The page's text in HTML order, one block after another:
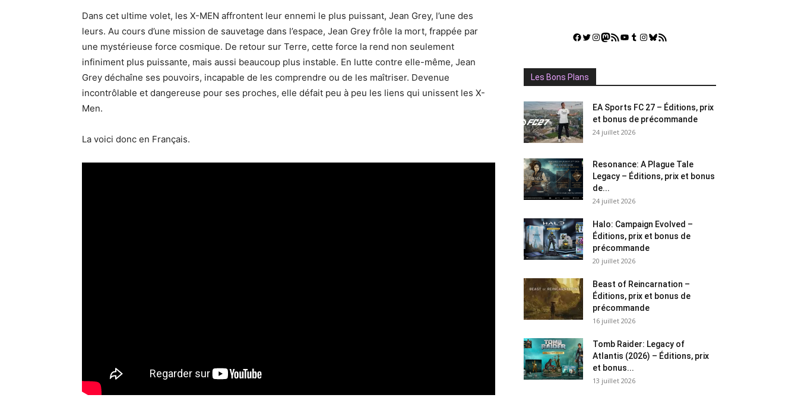
Dans cet ultime volet, les X-MEN affrontent leur ennemi le plus puissant, Jean Grey, l’une des
leurs. Au cours d’une mission de sauvetage dans l’espace, Jean Grey frôle la mort, frappée par
une mystérieuse force cosmique. De retour sur Terre, cette force la rend non seulement
infiniment plus puissante, mais aussi beaucoup plus instable. En lutte contre elle-même, Jean
Grey déchaîne ses pouvoirs, incapable de les comprendre ou de les maîtriser. Devenue
incontrôlable et dangereuse pour ses proches, elle défait peu à peu les liens qui unissent les X-
Men.
La voici donc en Français.
Facebook
Twitter
Instagram
Mastodon
Flux RSSYouTube
Tumblr
Instagram
Bluesky
GestGame
Les Bons Plans
EA Sports FC 27 – Éditions, prix
et bonus de précommande
24 juillet 2026
Resonance: A Plague Tale
Legacy – Éditions, prix et bonus
de...
24 juillet 2026
Halo: Campaign Evolved –
Éditions, prix et bonus de
précommande
20 juillet 2026
Beast of Reincarnation –
Éditions, prix et bonus de
précommande
16 juillet 2026
Tomb Raider: Legacy of
Atlantis (2026) – Éditions, prix
et bonus...
13 juillet 2026